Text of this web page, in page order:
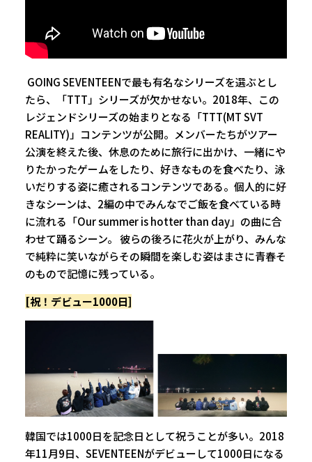
GOING SEVENTEENで最も有名なシリーズを選ぶとし
たら、「TTT」シリーズが欠かせない。2018年、この
レジェンドシリーズの始まりとなる「TTT(MT SVT
REALITY)」コンテンツが公開。メンバーたちがツアー
公演を終えた後、休息のために旅行に出かけ、一緒にや
りたかったゲームをしたり、好きなものを食べたり、泳
いだりする姿に癒されるコンテンツである。個人的に好
きなシーンは、2編の中でみんなでご飯を食べている時
に流れる「Our summer is hotter than day」の曲に合
わせて踊るシーン。 彼らの後ろに花火が上がり、みんな
で純粋に笑いながらその瞬間を楽しむ姿はまさに青春そ
のもので記憶に残っている。
[祝！デビュー1000日]
韓国では1000日を記念日として祝うことが多い。2018
年11月9日、SEVENTEENがデビューして1000日になる